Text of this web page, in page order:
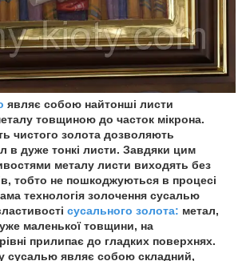
являє собою найтонші листи
товщиною до часток мікрона.
чистого золота дозволяють
в дуже тонкі листи. Завдяки цим
металу листи виходять без
тобто не пошкоджуються в процесі
технологія золочення сусалью
сусального золота: метал,
маленької товщини, на
прилипає до гладких поверхнях.
сусалью являє собою складний,